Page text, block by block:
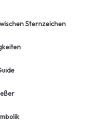
Sternzeichen